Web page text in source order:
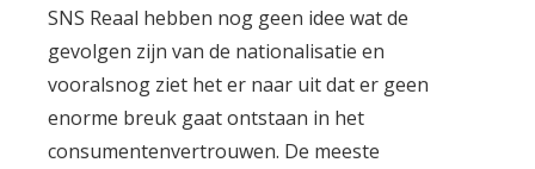
SNS Reaal hebben nog geen idee wat de
gevolgen zijn van de nationalisatie en
vooralsnog ziet het er naar uit dat er geen
enorme breuk gaat ontstaan in het
consumentenvertrouwen. De meeste